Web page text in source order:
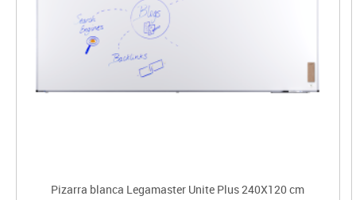
Pizarra blanca Legamaster Unite Plus 240X120 cm